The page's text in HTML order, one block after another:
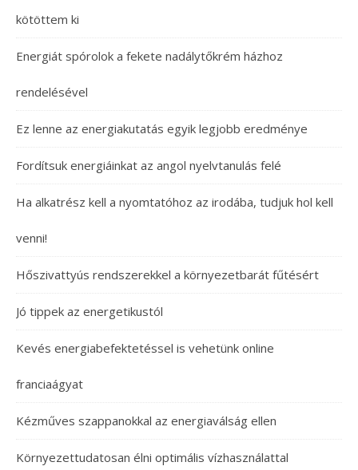
kötöttem ki
Energiát spórolok a fekete nadálytőkrém házhoz
rendelésével
Ez lenne az energiakutatás egyik legjobb eredménye
Fordítsuk energiáinkat az angol nyelvtanulás felé
Ha alkatrész kell a nyomtatóhoz az irodába, tudjuk hol kell
venni!
Hőszivattyús rendszerekkel a környezetbarát fűtésért
Jó tippek az energetikustól
Kevés energiabefektetéssel is vehetünk online
franciaágyat
Kézműves szappanokkal az energiaválság ellen
Környezettudatosan élni optimális vízhasználattal